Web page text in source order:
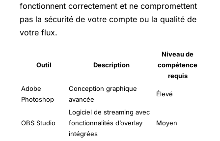
fonctionnent correctement et ne compromettent
pas la sécurité de votre compte ou la qualité de
votre flux.
Outil Description
Niveau de
compétence
requis
Adobe
Photoshop
Conception graphique
avancée
Élevé
OBS Studio
Logiciel de streaming avec
fonctionnalités d’overlay
intégrées
Moyen